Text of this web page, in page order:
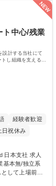
浅くても安心！
ラリストを目
採用、教育業務
など）の経験
ト中心/残業
設計する当社にて
し組織を支える専
経験者歓迎
日祝休み
支社 求人
基本無/独立系
す。基礎的な